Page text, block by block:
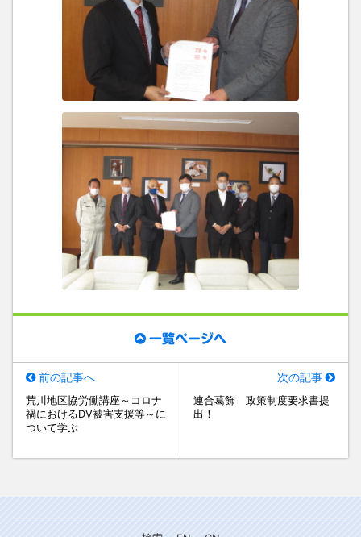
一覧ページへ
前の記事へ
荒川地区協労働講座～コロナ
禍におけるDV被害支援等～に
ついて学ぶ
次の記事
連合葛飾 政策制度要求書提
出！